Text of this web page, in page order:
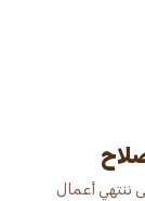
ننتهي أعمال